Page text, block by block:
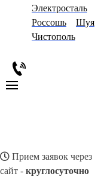
Электросталь
Россошь
Шуя
Чистополь
Прием заявок через
сайт - круглосуточно